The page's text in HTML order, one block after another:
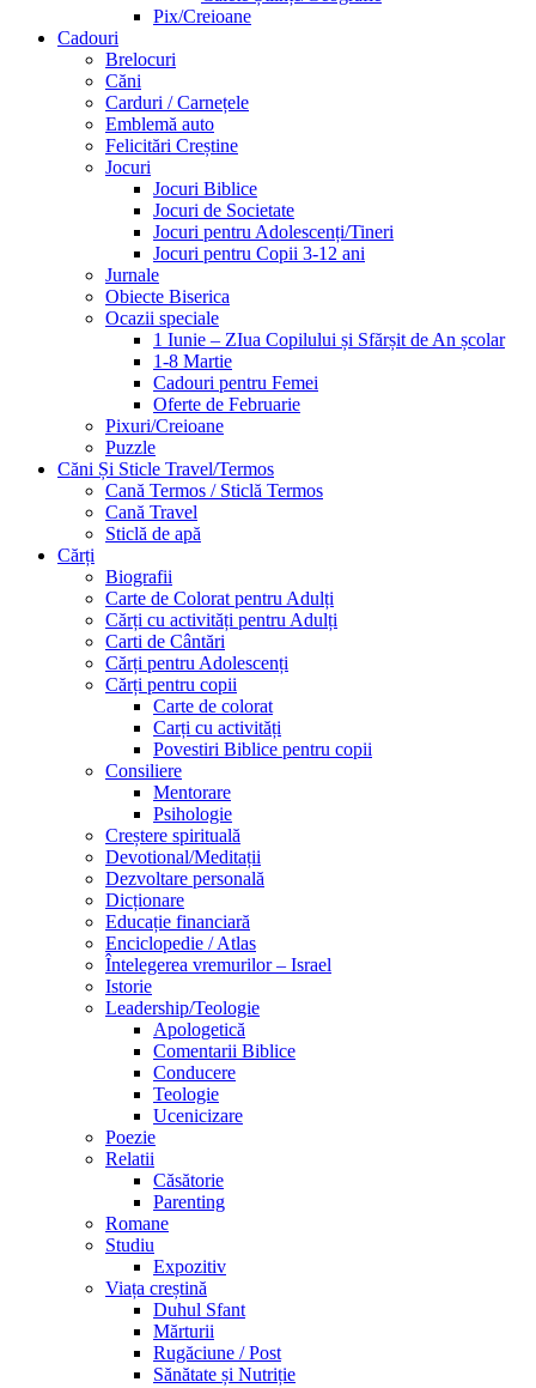
Pix/Creioane
Cadouri
Brelocuri
Căni
Carduri / Carnețele
Emblemă auto
Felicitări Creștine
Jocuri
Jocuri Biblice
Jocuri de Societate
Jocuri pentru Adolescenți/Tineri
Jocuri pentru Copii 3-12 ani
Jurnale
Obiecte Biserica
Ocazii speciale
1 Iunie – ZIua Copilului și Sfărșit de An școlar
1-8 Martie
Cadouri pentru Femei
Oferte de Februarie
Pixuri/Creioane
Puzzle
Căni Și Sticle Travel/Termos
Cană Termos / Sticlă Termos
Cană Travel
Sticlă de apă
Cărți
Biografii
Carte de Colorat pentru Adulți
Cărți cu activități pentru Adulți
Carti de Cântări
Cărți pentru Adolescenți
Cărți pentru copii
Carte de colorat
Carți cu activități
Povestiri Biblice pentru copii
Consiliere
Mentorare
Psihologie
Creștere spirituală
Devotional/Meditații
Dezvoltare personală
Dicționare
Educație financiară
Enciclopedie / Atlas
Întelegerea vremurilor – Israel
Istorie
Leadership/Teologie
Apologetică
Comentarii Biblice
Conducere
Teologie
Ucenicizare
Poezie
Relatii
Căsătorie
Parenting
Romane
Studiu
Expozitiv
Viața creștină
Duhul Sfant
Mărturii
Rugăciune / Post
Sănătate și Nutriție